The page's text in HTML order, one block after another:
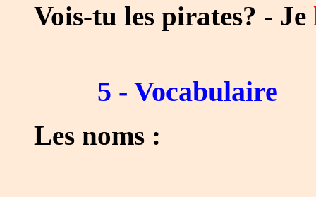
Vois-tu les pirates? - Je
5 - Vocabulaire
Les noms :